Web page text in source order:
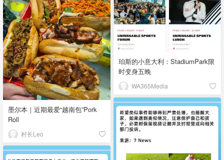
墨尔本｜近期最爱“越南包”Pork
Roll
村长Leo
珀斯的小意大利：StadiumPark限
时变身五晚
WA365Media